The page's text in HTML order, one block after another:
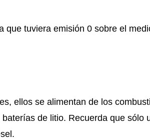
tuviera emisión 0 sobre el
ellos se alimentan de los
de litio. Recuerda que